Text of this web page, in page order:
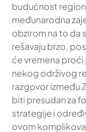
budućnost
međunarodna
obzirom na to da
rešavaju brzo,
će vremena
nekog održivog
razgovor između
biti presudan za
strategije i
ovom